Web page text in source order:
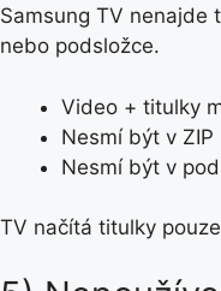
Samsung TV nenajde
nebo podsložce.
Video + titulky
Nesmí být v ZIP
Nesmí být v
TV načítá titulky